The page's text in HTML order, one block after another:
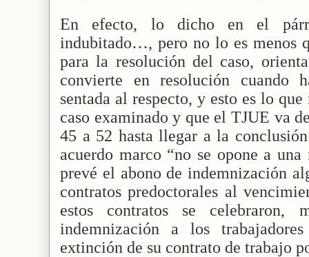
En efecto, lo dicho en el
indubitado…, pero no lo es menos
para la resolución del caso,
convierte en resolución cuando
sentada al respecto, y esto es lo
caso examinado y que el TJUE va
45 a 52 hasta llegar a la
acuerdo marco “no se opone a
prevé el abono de indemnización
contratos predoctorales al
estos contratos se celebraron,
indemnización a los
extinción de su contrato de trabajo